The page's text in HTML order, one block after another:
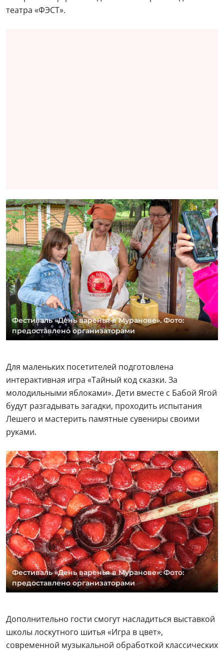
театра «ФЭСТ».
Фестиваль «День варенья в Муранове». Фото:
предоставлено организаторами
Для маленьких посетителей подготовлена
интерактивная игра «Тайный код сказки. За
молодильными яблоками». Дети вместе с Бабой Ягой
будут разгадывать загадки, проходить испытания
Лешего и мастерить памятные сувениры своими
руками.
Фестиваль «День варенья в Муранове». Фото:
предоставлено организаторами
Дополнительно гости смогут насладиться выставкой
школы лоскутного шитья «Игра в цвет»,
современной музыкальной обработкой классических